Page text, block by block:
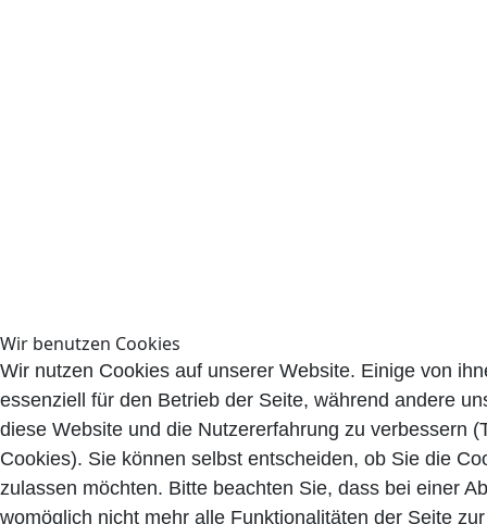
Wir benutzen Cookies
Wir nutzen Cookies auf unserer Website. Einige von
essenziell für den Betrieb der Seite, während andere
diese Website und die Nutzererfahrung zu verbessern
Cookies). Sie können selbst entscheiden, ob Sie die
zulassen möchten. Bitte beachten Sie, dass bei einer
womöglich nicht mehr alle Funktionalitäten der Seite